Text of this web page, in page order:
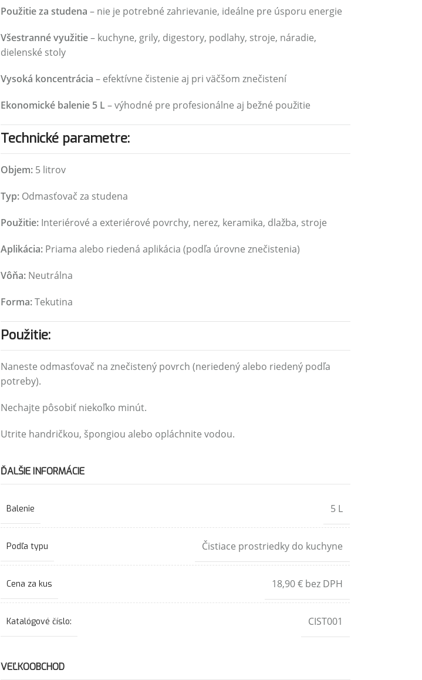
Použitie za studena – nie je potrebné zahrievanie, ideálne pre úsporu energie
Všestranné využitie– kuchyne, grily, digestory, podlahy, stroje, náradie,
dielenské stoly
Vysoká koncentrácia – efektívne čistenie aj pri väčšom znečistení
Ekonomické balenie 5 L– výhodné pre profesionálne aj bežné použitie
Technické parametre:
Objem:5 litrov
Typ:Odmasťovač za studena
Použitie:Interiérové a exteriérové povrchy, nerez, keramika, dlažba, stroje
Aplikácia:Priama alebo riedená aplikácia (podľa úrovne znečistenia)
Vôňa:Neutrálna
Forma:Tekutina
Použitie:
Naneste odmasťovač na znečistený povrch (neriedený alebo riedený podľa
potreby).
Nechajte pôsobiť niekoľko minút.
Utrite handričkou, špongiou alebo opláchnite vodou.
ĎALŠIE INFORMÁCIE
Balenie 5 L
Podľa typu Čistiace prostriedky do kuchyne
Cena za kus 18,90 € bez DPH
Katalógové číslo: CIST001
VEĽKOOBCHOD